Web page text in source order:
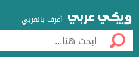
أعرف بالعربي